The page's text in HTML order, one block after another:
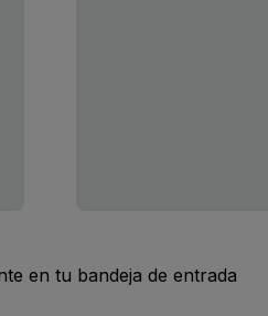
en tu bandeja de entrada